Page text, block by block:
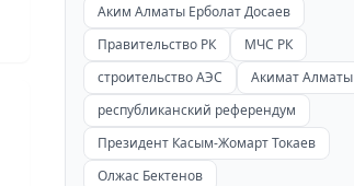
Аким Алматы Ерболат Досаев
Правительство РК
МЧС РК
строительство АЭС
Акимат Алматы
республиканский референдум
Президент Касым-Жомарт Токаев
Олжас Бектенов